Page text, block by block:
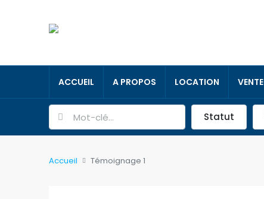
ACCUEIL A PROPOS LOCATION VENTE
Statut
Accueil Témoignage 1